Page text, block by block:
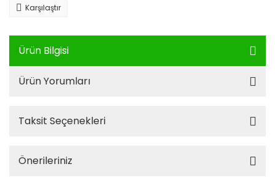
Karşılaştır
Ürün Bilgisi
Ürün Yorumları
Taksit Seçenekleri
Önerileriniz